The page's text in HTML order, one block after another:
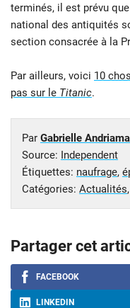
terminés, il est prévu
national des antiquités
section consacrée à la
Par ailleurs, voici 10
pas sur le Titanic.
Par Gabrielle
Source: Independent
Étiquettes: naufrage,
Catégories: Actualités,
Partager cet
FACEBOOK
LINKEDIN